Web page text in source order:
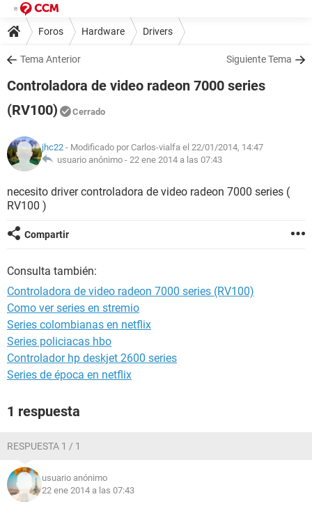
Foros Hardware Drivers
Tema Anterior Siguiente Tema
Controladora de video radeon 7000 series
(RV100)
Cerrado
jhc22 - Modificado por Carlos-vialfa el 22/01/2014, 14:47
usuario anónimo - 22 ene 2014 a las 07:43
necesito driver controladora de video radeon 7000 series (
RV100 )
Compartir
Consulta también:
Controladora de video radeon 7000 series (RV100)
Como ver series en stremio
Series colombianas en netflix
Series policiacas hbo
Controlador hp deskjet 2600 series
Series de época en netflix
1 respuesta
RESPUESTA 1 / 1
usuario anónimo
22 ene 2014 a las 07:43